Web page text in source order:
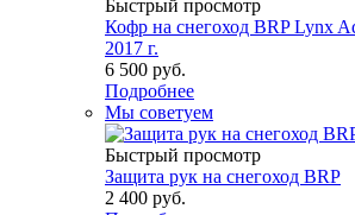
Быстрый просмотр
Кофр на снегоход BRP Lynx
2017 г.
6 500 руб.
Подробнее
Мы советуем
Быстрый просмотр
Защита рук на снегоход BRP
2 400 руб.